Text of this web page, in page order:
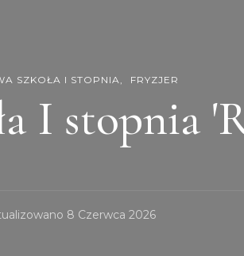
SZKOŁA I STOPNIA FRYZJER
I stopnia
8 Czerwca 2026